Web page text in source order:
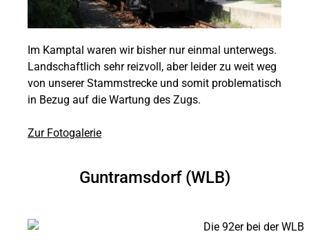
Im Kamptal waren wir bisher nur einmal unterwegs.
Landschaftlich sehr reizvoll, aber leider zu weit weg
von unserer Stammstrecke und somit problematisch
in Bezug auf die Wartung des Zugs.
Zur Fotogalerie
Guntramsdorf (WLB)